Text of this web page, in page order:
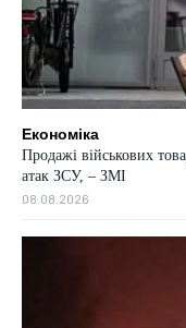
Економіка
Продажі військових
атак ЗСУ, – ЗМІ
08.08.2026